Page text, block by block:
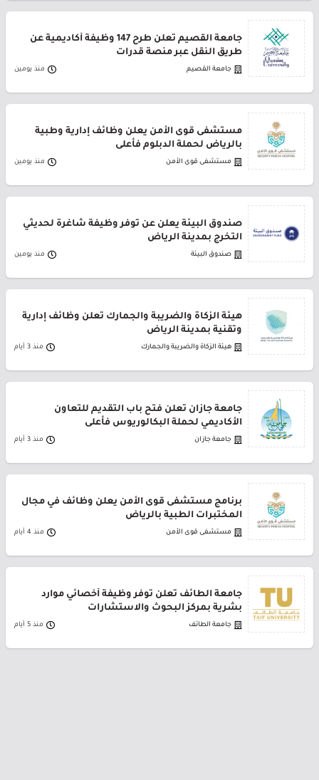
جامعة القصيم تعلن طرح 147 وظيفة أكاديمية عن
طريق النقل عبر منصة قدرات
جامعة القصيم منذ يومين
مستشفى قوى الأمن يعلن وظائف إدارية وطبية
بالرياض لحملة الدبلوم فأعلى
مستشفى قوى الأمن منذ يومين
صندوق البيئة يعلن عن توفر وظيفة شاغرة لحديثي
التخرج بمدينة الرياض
صندوق البيئة منذ يومين
هيئة الزكاة والضريبة والجمارك تعلن وظائف إدارية
وتقنية بمدينة الرياض
هيئة الزكاة والضريبة والجمارك منذ 3 أيام
جامعة جازان تعلن فتح باب التقديم للتعاون
الأكاديمي لحملة البكالوريوس فأعلى
جامعة جازان منذ 3 أيام
برنامج مستشفى قوى الأمن يعلن وظائف في مجال
المختبرات الطبية بالرياض
مستشفى قوى الأمن منذ 4 أيام
جامعة الطائف تعلن توفر وظيفة أخصائي موارد
بشرية بمركز البحوث والاستشارات
جامعة الطائف منذ 5 أيام